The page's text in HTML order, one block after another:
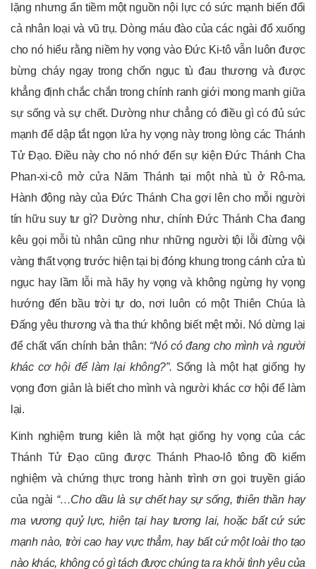
lặng nhưng ẩn tiềm một nguồn nội lực có sức mạnh biến đổi
cả nhân loại và vũ trụ. Dòng máu đào của các ngài đổ xuống
cho nó hiểu rằng niềm hy vọng vào Đức Ki-tô vẫn luôn được
bừng cháy ngay trong chốn ngục tù đau thương và được
khẳng định chắc chắn trong chính ranh giới mong manh giữa
sự sống và sự chết. Dường như chẳng có điều gì có đủ sức
mạnh để dập tắt ngọn lửa hy vọng này trong lòng các Thánh
Tử Đạo. Điều này cho nó nhớ đến sự kiện Đức Thánh Cha
Phan-xi-cô mở cửa Năm Thánh tại một nhà tù ở Rô-ma.
Hành động này của Đức Thánh Cha gợi lên cho mỗi người
tín hữu suy tư gì? Dường như, chính Đức Thánh Cha đang
kêu gọi mỗi tù nhân cũng như những người tội lỗi đừng vội
vàng thất vọng trước hiện tại bị đóng khung trong cánh cửa tù
ngục hay lầm lỗi mà hãy hy vọng và không ngừng hy vọng
hướng đến bầu trời tự do, nơi luôn có một Thiên Chúa là
Đấng yêu thương và tha thứ không biết mệt mỏi. Nó dừng lại
để chất vấn chính bản thân: “Nó có đang cho mình và người
khác cơ hội để làm lại không?”. Sống là một hạt giống hy
vọng đơn giản là biết cho mình và người khác cơ hội để làm
lại.
Kinh nghiệm trung kiên là một hạt giống hy vọng của các
Thánh Tử Đạo cũng được Thánh Phao-lô tông đồ kiểm
nghiệm và chứng thực trong hành trình ơn gọi truyền giáo
của ngài “…Cho dầu là sự chết hay sự sống, thiên thần hay
ma vương quỷ lực, hiện tại hay tương lai, hoặc bất cứ sức
mạnh nào, trời cao hay vực thẳm, hay bất cứ một loài thọ tạo
nào khác, không có gì tách được chúng ta ra khỏi tình yêu của